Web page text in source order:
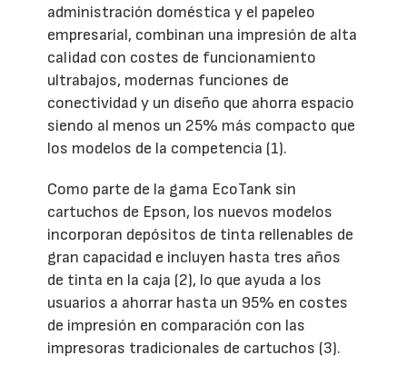
administración doméstica y el papeleo
empresarial, combinan una impresión de alta
calidad con costes de funcionamiento
ultrabajos, modernas funciones de
conectividad y un diseño que ahorra espacio
siendo al menos un 25% más compacto que
los modelos de la competencia (1).
Como parte de la gama EcoTank sin
cartuchos de Epson, los nuevos modelos
incorporan depósitos de tinta rellenables de
gran capacidad e incluyen hasta tres años
de tinta en la caja (2), lo que ayuda a los
usuarios a ahorrar hasta un 95% en costes
de impresión en comparación con las
impresoras tradicionales de cartuchos (3).